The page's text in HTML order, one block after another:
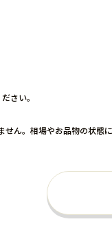
さい。
せん。相場やお品物の状態